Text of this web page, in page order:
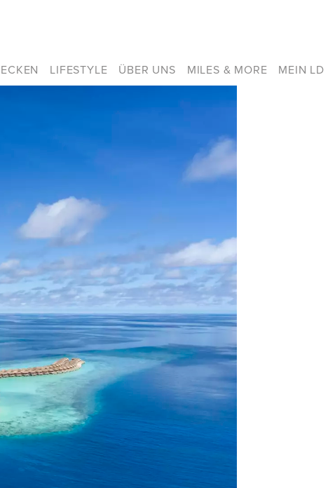
LIFESTYLE ÜBER UNS MILES & MORE MEIN LD